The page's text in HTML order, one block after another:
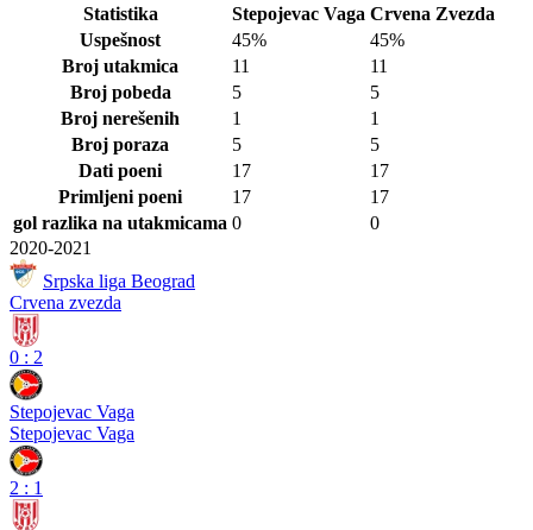
Statistika
Stepojevac Vaga Crvena Zvezda
Uspešnost
45%
45%
Broj utakmica
11
11
Broj pobeda
5
5
Broj nerešenih
1
1
Broj poraza
5
5
Dati poeni
17
17
Primljeni poeni
17
17
gol razlika na utakmicama 0
0
2020-2021
Srpska liga Beograd
Crvena zvezda
0 : 2
Stepojevac Vaga
Stepojevac Vaga
2 : 1